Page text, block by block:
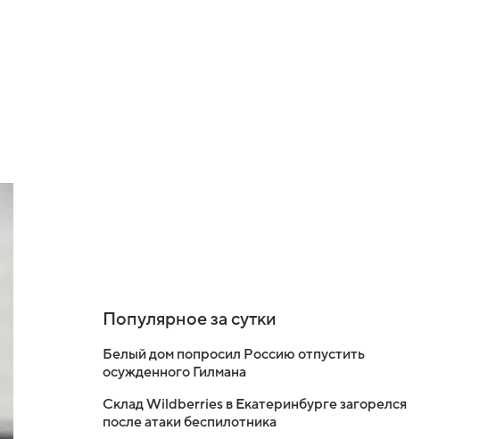
Популярное за сутки
Белый дом попросил Россию отпустить
осужденного Гилмана
Склад Wildberries в Екатеринбурге загорелся
после атаки беспилотника